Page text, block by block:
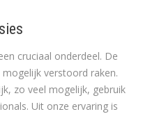
cruciaal onderdeel. De
verstoord raken.
zo veel mogelijk, gebruik
Uit onze ervaring is